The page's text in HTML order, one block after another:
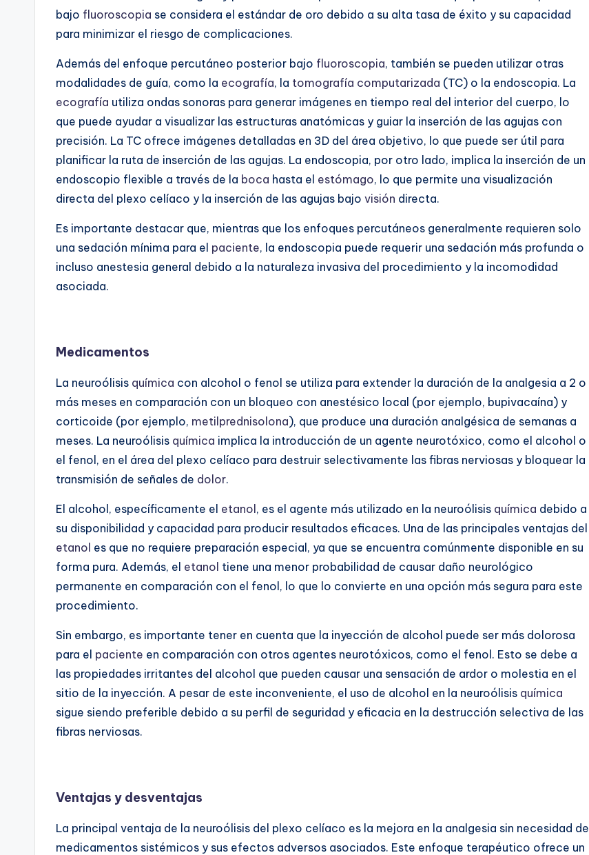
bajo fluoroscopia se considera el estándar de oro debido a su alta tasa de éxito y su capacidad
para minimizar el riesgo de complicaciones.
Además del enfoque percutáneo posterior bajo fluoroscopia, también se pueden utilizar otras
modalidades de guía, como la ecografía, la tomografía computarizada (TC) o la endoscopia. La
ecografía utiliza ondas sonoras para generar imágenes en tiempo real del interior del cuerpo, lo
que puede ayudar a visualizar las estructuras anatómicas y guiar la inserción de las agujas con
precisión. La TC ofrece imágenes detalladas en 3D del área objetivo, lo que puede ser útil para
planificar la ruta de inserción de las agujas. La endoscopia, por otro lado, implica la inserción de un
endoscopio flexible a través de la boca hasta el estómago, lo que permite una visualización
directa del plexo celíaco y la inserción de las agujas bajo visión directa.
Es importante destacar que, mientras que los enfoques percutáneos generalmente requieren solo
una sedación mínima para el paciente, la endoscopia puede requerir una sedación más profunda o
incluso anestesia general debido a la naturaleza invasiva del procedimiento y la incomodidad
asociada.
Medicamentos
La neuroólisis química con alcohol o fenol se utiliza para extender la duración de la analgesia a 2 o
más meses en comparación con un bloqueo con anestésico local (por ejemplo, bupivacaína) y
corticoide (por ejemplo, metilprednisolona), que produce una duración analgésica de semanas a
meses. La neuroólisis química implica la introducción de un agente neurotóxico, como el alcohol o
el fenol, en el área del plexo celíaco para destruir selectivamente las fibras nerviosas y bloquear la
transmisión de señales de dolor.
El alcohol, específicamente el etanol, es el agente más utilizado en la neuroólisis química debido a
su disponibilidad y capacidad para producir resultados eficaces. Una de las principales ventajas del
etanol es que no requiere preparación especial, ya que se encuentra comúnmente disponible en su
forma pura. Además, el etanol tiene una menor probabilidad de causar daño neurológico
permanente en comparación con el fenol, lo que lo convierte en una opción más segura para este
procedimiento.
Sin embargo, es importante tener en cuenta que la inyección de alcohol puede ser más dolorosa
para el paciente en comparación con otros agentes neurotóxicos, como el fenol. Esto se debe a
las propiedades irritantes del alcohol que pueden causar una sensación de ardor o molestia en el
sitio de la inyección. A pesar de este inconveniente, el uso de alcohol en la neuroólisis química
sigue siendo preferible debido a su perfil de seguridad y eficacia en la destrucción selectiva de las
fibras nerviosas.
Ventajas y desventajas
La principal ventaja de la neuroólisis del plexo celíaco es la mejora en la analgesia sin necesidad de
medicamentos sistémicos y sus efectos adversos asociados. Este enfoque terapéutico ofrece un